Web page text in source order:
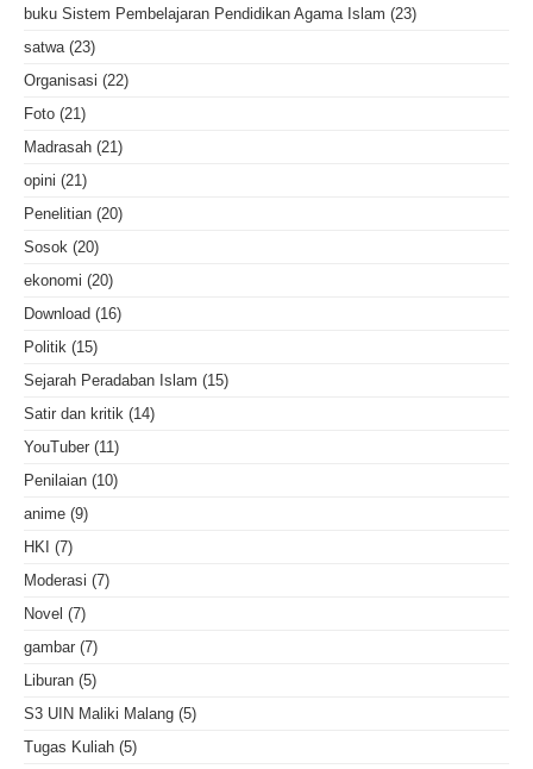
buku Sistem Pembelajaran Pendidikan Agama Islam (23)
satwa (23)
Organisasi (22)
Foto (21)
Madrasah (21)
opini (21)
Penelitian (20)
Sosok (20)
ekonomi (20)
Download (16)
Politik (15)
Sejarah Peradaban Islam (15)
Satir dan kritik (14)
YouTuber (11)
Penilaian (10)
anime (9)
HKI (7)
Moderasi (7)
Novel (7)
gambar (7)
Liburan (5)
S3 UIN Maliki Malang (5)
Tugas Kuliah (5)